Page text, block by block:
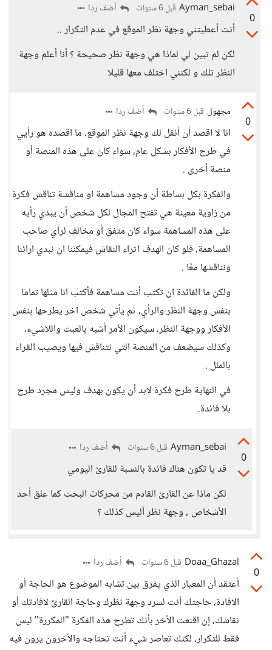
0
Ayman_sebai قبل 6 سنوات أضف ردا
أنت أعطيتني وجهة نظر الموقع في عدم التكرار ..
لكن لم تبين لي لماذا هي وجهة نظر صحيحة ؟ أنا أعلم وجهة
النظر تلك و لكنني اختلف معها قليلا
0
مجهول قبل 6 سنوات أضف ردا
انا لا اقصد أن أنقل لك وجهة نظر الموقع، ما اقصده هو رأيي
في طرح الأفكار بشكل عام، سواء كان على هذه المنصة أو
منصة أخرى .
والفكرة بكل بساطة أن وجود مساهمة او مناقشة تناقش فكرة
من زاوية معينة هي تفتح المجال لكل شخص أن يبدي رأيه
على هذه المساهمة سواء كان متفق أو مخالف لرأي صاحب
المساهمة، فلو كان الهدف اثراء النقاش فيمكننا ان نبدي ارائنا
ونناقشها معًا .
ولكن ما الفائدة ان تكتب أنت مساهمة فأكتب انا مثلها تماما
بنفس وجهة النظر والرأي، ثم يأتي شخص اخر يطرحها بنفس
الأفكار ووجهة النظر، سيكون الأمر أشبه بالعبث واللاشيء،
وكذلك سيضعف من المنصة التي نتناقش فيها ويصيب القراء
بالملل .
في النهاية طرح فكرة لابد أن يكون بهدف وليس مجرد طرح
بلا فائدة.
0
Ayman_sebai قبل 6 سنوات أضف ردا
قد يا تكون هناك فائدة بالنسبة للقارئ اليومي
لكن ماذا عن القارئ القادم من محركات البحث كما علق أحد
الأشخاص , وجهة نظر أليس كذلك ؟
0
Doaa_Ghazal قبل 6 سنوات أضف ردا
أعتقد أن المعيار الذي يفرق بين تشابه الموضوع هو الحاجة أو
الافادة، حاجتك أنت لسرد وجهة نظرك وحاجة القارئ لافادتك أو
نقاشك، إن اقنعت الأخر بأنك تطرح هذه الفكرة "المكررة" ليس
فقط للتكرار، لكنك تعاصر شيء أنت تحتاجه والأخرون يرون فيه